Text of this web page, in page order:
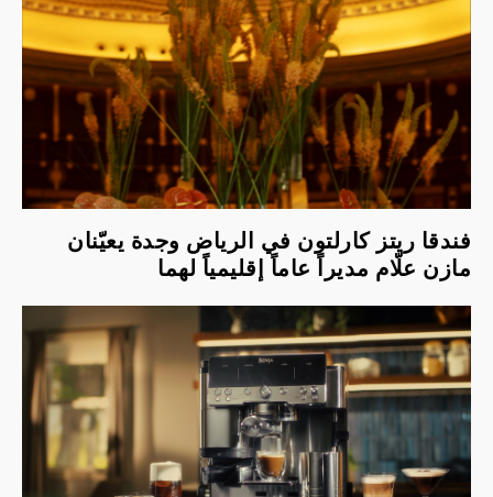
فندقا ريتز كارلتون في الرياض وجدة يعيّنان
مازن علّام مديراً عاماً إقليمياً لهما